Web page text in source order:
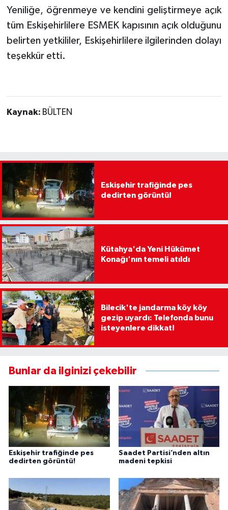
Yeniliğe, öğrenmeye ve kendini geliştirmeye açık
tüm Eskişehirlilere ESMEK kapısının açık olduğunu
belirten yetkililer, Eskişehirlilere ilgilerinden dolayı
teşekkür etti.
Kaynak: BÜLTEN
Eskişehir trafiğinde pes
dedirten görüntü!
Kütahya'da Yeni Hükümet
Konağı'nın temeli atıldı
Bilecik'te jandarma köy köy
gezip uyardı: Telefonda bunu
isteyenlere dikkat!
Bunlar da ilginizi çekebilir
Eskişehir trafiğinde pes
dedirten görüntü!
Saadet Partisi’nden altın
madeni tepkisi